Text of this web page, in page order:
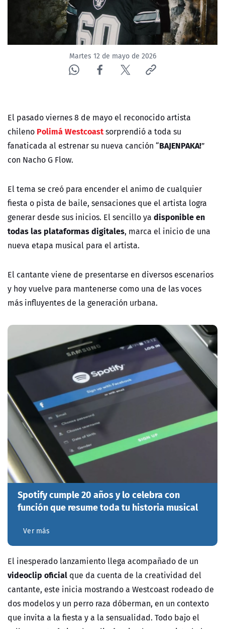
Martes 12 de mayo de 2026
El pasado viernes 8 de mayo el reconocido artista
chileno Polimá Westcoastsorprendió a toda su
fanaticada al estrenar su nueva canción “BAJENPAKA!”
con Nacho G Flow.
El tema se creó para encender el animo de cualquier
fiesta o pista de baile, sensaciones que el artista logra
generar desde sus inicios. El sencillo ya disponible en
todas las plataformas digitales, marca el inicio de una
nueva etapa musical para el artista.
El cantante viene de presentarse en diversos escenarios
y hoy vuelve para mantenerse como una de las voces
más influyentes de la generación urbana.
Spotify cumple 20 años y lo celebra con
función que resume toda tu historia musical
Ver más
El inesperado lanzamiento llega acompañado de un
videoclip oficial que da cuenta de la creatividad del
cantante, este inicia mostrando a Westcoast rodeado de
dos modelos y un perro raza dóberman, en un contexto
que invita a la fiesta y a la sensualidad. Todo bajo el